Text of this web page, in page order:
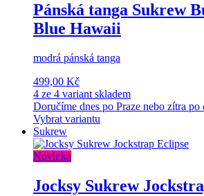
Pánská tanga Sukrew
Blue Hawaii
modrá pánská tanga
499,00 Kč
4 ze 4 variant skladem
Doručíme dnes po Praze nebo zítra po
Vybrat variantu
Sukrew
Novinka
Jocksy Sukrew